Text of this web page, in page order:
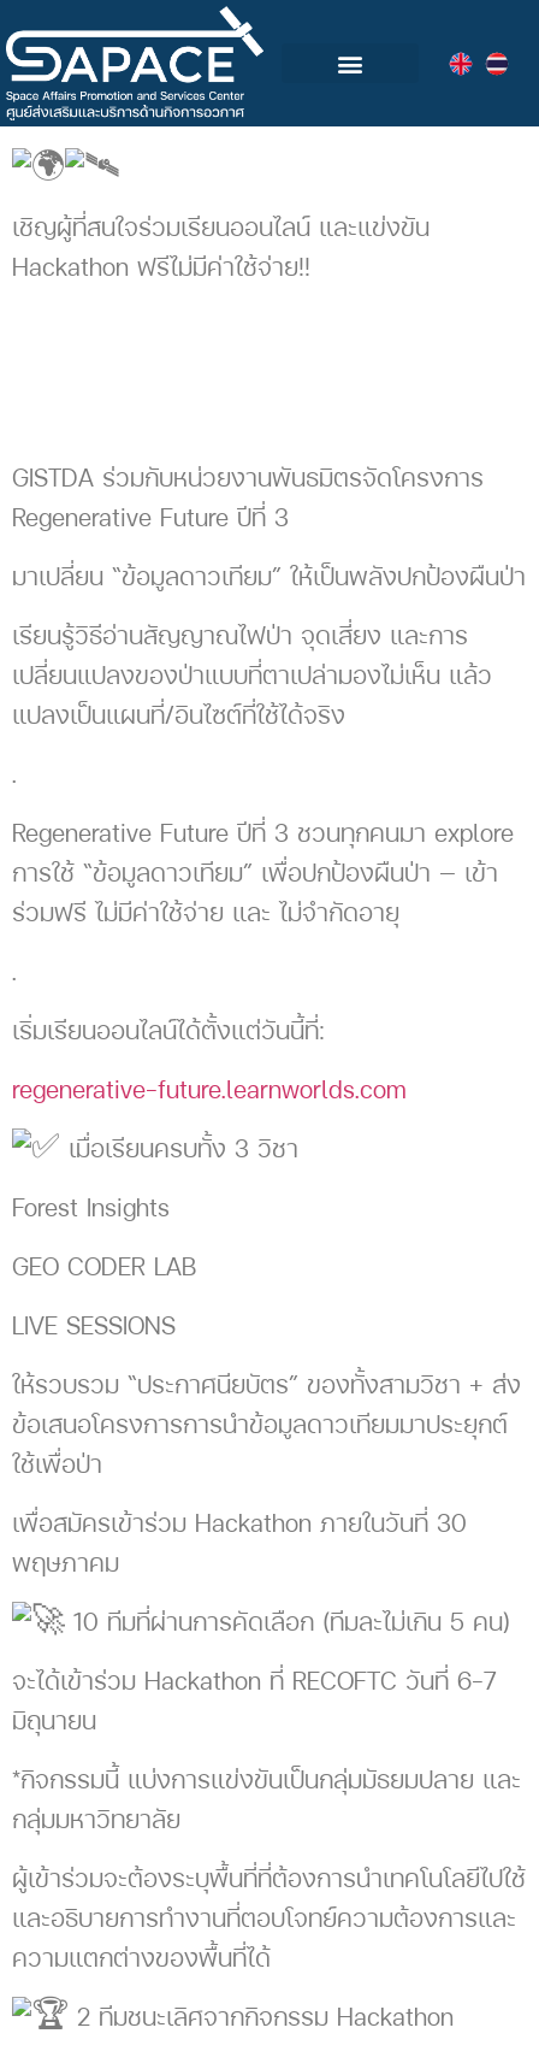
เชิญผู้ที่สนใจร่วมเรียนออนไลน์ และแข่งขัน
Hackathon ฟรีไม่มีค่าใช้จ่าย!!
GISTDA ร่วมกับหน่วยงานพันธมิตรจัดโครงการ
Regenerative Future ปีที่ 3
มาเปลี่ยน “ข้อมูลดาวเทียม” ให้เป็นพลังปกป้องผืนป่า
เรียนรู้วิธีอ่านสัญญาณไฟป่า จุดเสี่ยง และการ
เปลี่ยนแปลงของป่าแบบที่ตาเปล่ามองไม่เห็น แล้ว
แปลงเป็นแผนที่/อินไซต์ที่ใช้ได้จริง
.
Regenerative Future ปีที่ 3 ชวนทุกคนมา explore
การใช้ “ข้อมูลดาวเทียม” เพื่อปกป้องผืนป่า — เข้า
ร่วมฟรี ไม่มีค่าใช้จ่าย และ ไม่จำกัดอายุ
.
เริ่มเรียนออนไลน์ได้ตั้งแต่วันนี้ที่:
regenerative-future.learnworlds.com
เมื่อเรียนครบทั้ง 3 วิชา
Forest Insights
GEO CODER LAB
LIVE SESSIONS
ให้รวบรวม “ประกาศนียบัตร” ของทั้งสามวิชา + ส่ง
ข้อเสนอโครงการการนำข้อมูลดาวเทียมมาประยุกต์
ใช้เพื่อป่า
เพื่อสมัครเข้าร่วม Hackathon ภายในวันที่ 30
พฤษภาคม
10 ทีมที่ผ่านการคัดเลือก (ทีมละไม่เกิน 5 คน)
จะได้เข้าร่วม Hackathon ที่ RECOFTC วันที่ 6–7
มิถุนายน
*กิจกรรมนี้ แบ่งการแข่งขันเป็นกลุ่มมัธยมปลาย และ
กลุ่มมหาวิทยาลัย
ผู้เข้าร่วมจะต้องระบุพื้นที่ที่ต้องการนำเทคโนโลยีไปใช้
และอธิบายการทำงานที่ตอบโจทย์ความต้องการและ
ความแตกต่างของพื้นที่ได้
2 ทีมชนะเลิศจากกิจกรรม Hackathon